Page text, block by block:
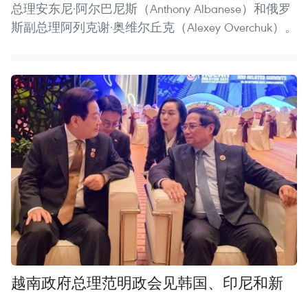
总理安东尼·阿尔巴尼斯（Anthony Albanese）和俄罗
斯副总理阿列克谢·奥维尔丘克（Alexey Overchuk）。
越南政府总理范明政会见韩国、印尼和新